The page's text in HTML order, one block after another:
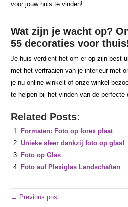
voor jouw huis te vinden!
Wat zijn je wacht op?
55 decoraties voor thuis!
Je huis verdient het om er op zijn best
met het verfraaien van je interieur met
je nu online winkelt of onze winkel
te helpen bij het vinden van de perfecte
Related Posts:
Formaten: Foto op forex plaat
Unieke sfeer dankzij foto op glas!
Foto op Glas
Foto auf Plexiglas Landschaften
← Previous post